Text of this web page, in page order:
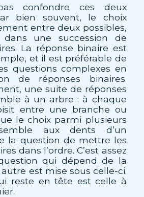
confondre ces deux
bien souvent, le choix
entre deux possibles,
dans une succession de
La réponse binaire est
et il est préférable de
questions complexes en
de réponses binaires.
une suite de réponses
à un arbre : à chaque
entre une branche ou
le choix parmi plusieurs
aux dents d’un
la question de mettre les
dans l’ordre. C’est assez
qui dépend de la
est mise sous celle-ci.
reste en tête est celle à